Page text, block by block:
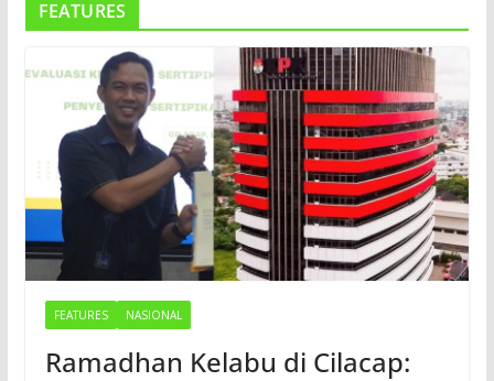
FEATURES
FEATURES NASIONAL
Ramadhan Kelabu di Cilacap: